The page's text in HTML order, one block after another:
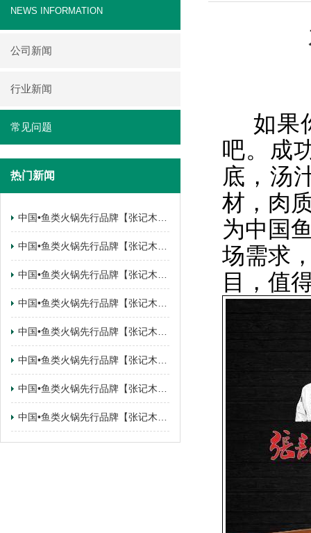
NEWS INFORMATION
公司新闻
行业新闻
常见问题
热门新闻
如果
吧。成
底，汤
材，肉
为中国
场需求
目，值